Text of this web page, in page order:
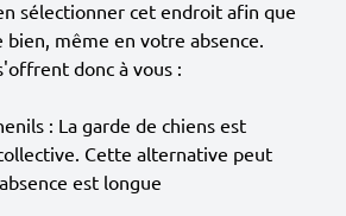
sélectionner cet endroit afin que
même en votre absence.
donc à vous :
: La garde de chiens est
Cette alternative peut
est longue